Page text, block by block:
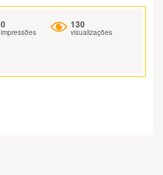
0
impressões
130
visualizações